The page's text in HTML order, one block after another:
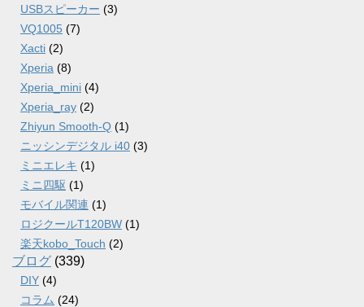
USBスピーカー (3)
VQ1005 (7)
Xacti (2)
Xperia (8)
Xperia_mini (4)
Xperia_ray (2)
Zhiyun Smooth-Q (1)
ニッシンデジタル i40 (3)
ミニエレキ (1)
ミニ四駆 (1)
モバイル関連 (1)
ロジクールT120BW (1)
楽天kobo_Touch (2)
ブログ (339)
DIY (4)
コラム (24)